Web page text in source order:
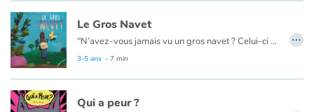
Autour de la lecture
Apprendre à lire
Livre audio
Le Gros Navet
"N’avez-vous jamais vu un gros navet ? Celui-ci était aussi gros qu’un popotin d’hippopotame.
Mais quand il voulut l’arracher, le navet ne céda pas. Le jardinier alla chercher sa femme pour l’aider à tirer…"
3-5 ans - 7 min
…
Qui a peur ?